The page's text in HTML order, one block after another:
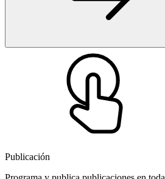
Publicación